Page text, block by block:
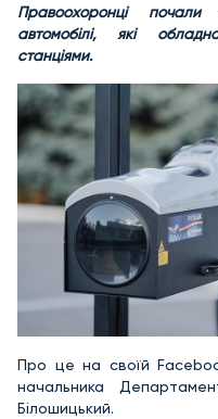
Правоохоронці почали
автомобілі, які
станціями.
Про це на своїй
начальника
Білошицький.